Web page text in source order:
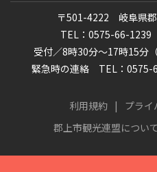
〒501-4222 岐阜県
TEL：0575-66-1239
受付／8時30分～17時15分
緊急時の連絡 TEL：0575-
利用規約
プライ
郡上市観光連盟について